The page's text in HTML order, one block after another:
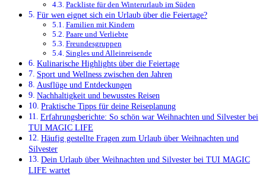
Packliste für den Winterurlaub im Süden
Für wen eignet sich ein Urlaub über die Feiertage?
Familien mit Kindern
Paare und Verliebte
Freundesgruppen
Singles und Alleinreisende
Kulinarische Highlights über die Feiertage
Sport und Wellness zwischen den Jahren
Ausflüge und Entdeckungen
Nachhaltigkeit und bewusstes Reisen
Praktische Tipps für deine Reiseplanung
Erfahrungsberichte: So schön war Weihnachten und Silvester bei
TUI MAGIC LIFE
Häufig gestellte Fragen zum Urlaub über Weihnachten und
Silvester
Dein Urlaub über Weihnachten und Silvester bei TUI MAGIC
LIFE wartet